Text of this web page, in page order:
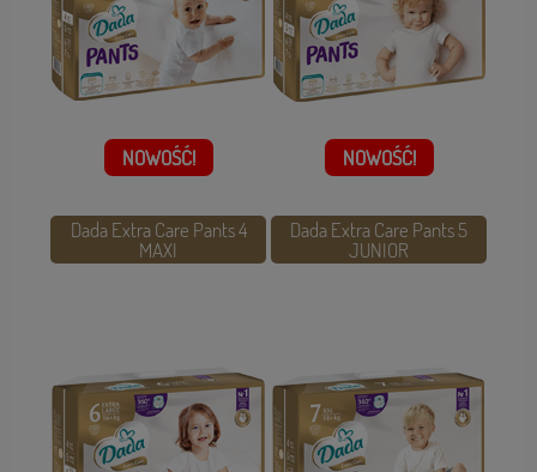
NOWOŚĆ!
Dada Extra Care Pants 4
MAXI
NOWOŚĆ!
Dada Extra Care Pants 5
JUNIOR